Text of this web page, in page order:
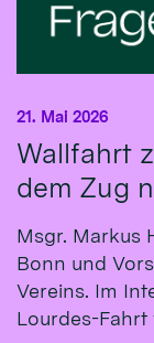
Wallfahrt
dem Zug
21. Mai 2026
Msgr. Markus
Bonn und
Vereins. Im
Lourdes-